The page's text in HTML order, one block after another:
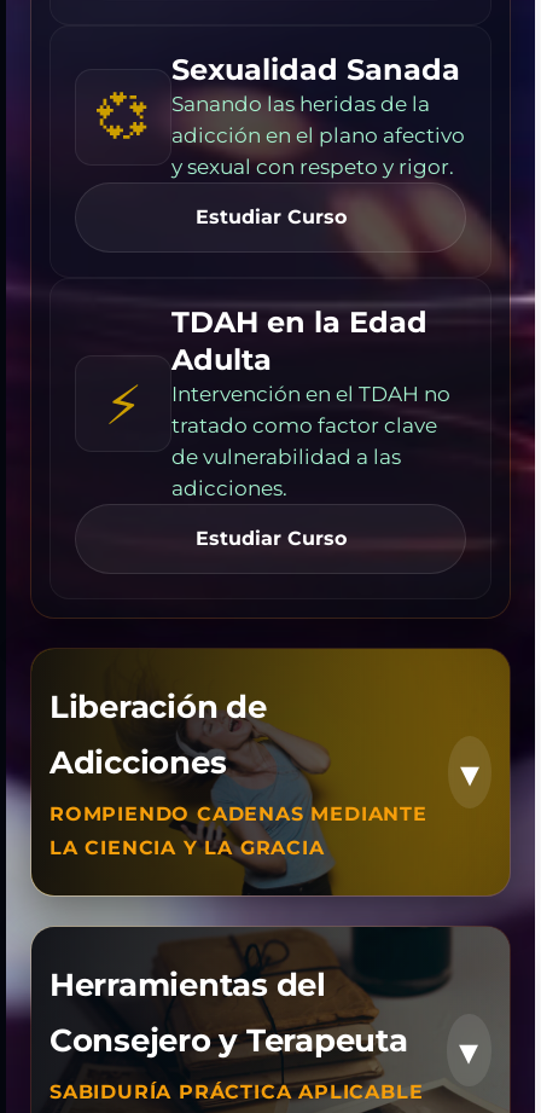
💞
Sexualidad Sanada
Sanando las heridas de la
adicción en el plano afectivo
y sexual con respeto y rigor.
Estudiar Curso
⚡
TDAH en la Edad
Adulta
Intervención en el TDAH no
tratado como factor clave
de vulnerabilidad a las
adicciones.
Estudiar Curso
Liberación de
Adicciones
ROMPIENDO CADENAS MEDIANTE
LA CIENCIA Y LA GRACIA
▾
📜
Historia y
Evolución de las
Adicciones
Un recorrido histórico y
sociológico sobre cómo el
Herramientas del
Consejero y Terapeuta
SABIDURÍA PRÁCTICA APLICABLE
▾